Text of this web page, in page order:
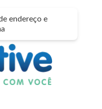
endereço e